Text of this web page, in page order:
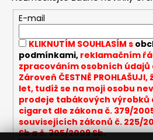
r
v
k
y
v
ý
p
i
s
u
E-mail
KLIKNUTÍM SOUHLASÍM s
podmínkami,reklamačním
zpracováním osobních údajů
Zároveň ČESTNĚ
let, tudíž se na moji osobu
prodeje tabákových výrobků
cigaret dle zákona č. 379/
souvisejících zákonů č. 225/
Sb a č. 305/2009 Sb.